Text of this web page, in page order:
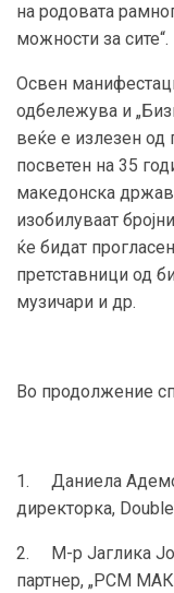
на родовата
можности за сите“.
Освен
одбележува и
веќе е излезен од
посветен на 35
македонска
изобилуваат
ќе бидат
претставници од
музичари и др.
Во продолжение
1. Даниела
директорка,
2. М-р Јаглика
партнер, „РСМ